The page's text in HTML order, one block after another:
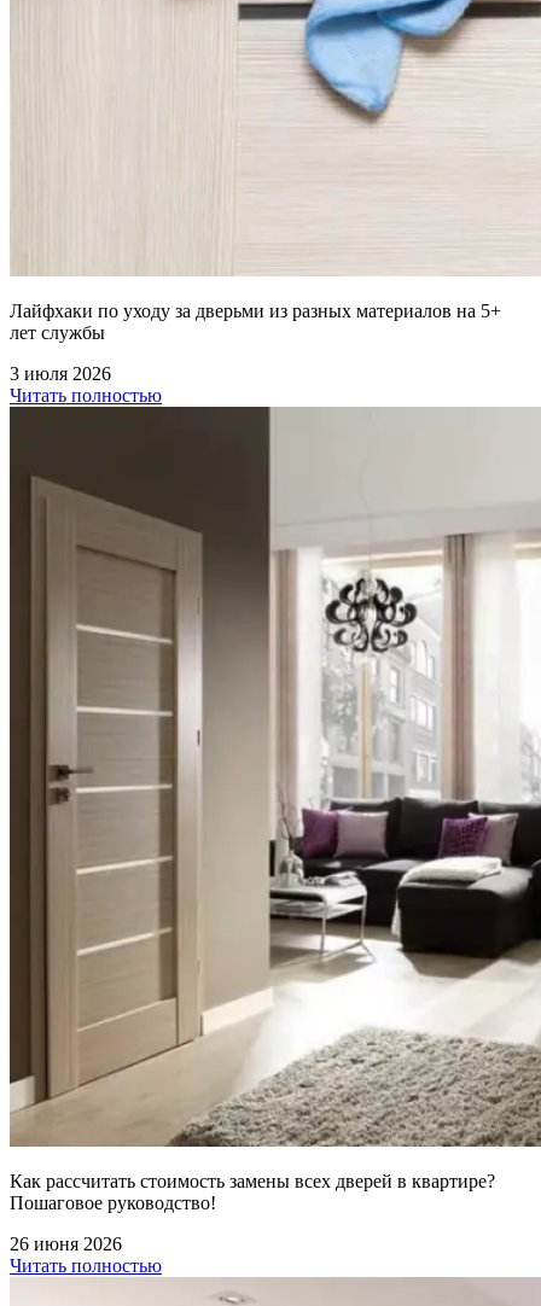
Лайфхаки по уходу за дверьми из разных материалов на 5+
лет службы
3 июля 2026
Читать полностью
Как рассчитать стоимость замены всех дверей в квартире?
Пошаговое руководство!
26 июня 2026
Читать полностью